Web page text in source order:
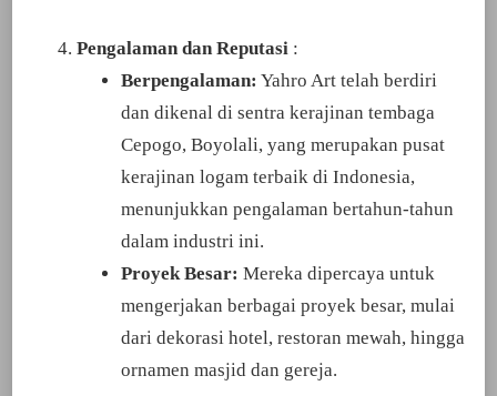
Pengalaman dan Reputasi :
Berpengalaman: Yahro Art telah berdiri
dan dikenal di sentra kerajinan tembaga
Cepogo, Boyolali, yang merupakan pusat
kerajinan logam terbaik di Indonesia,
menunjukkan pengalaman bertahun-tahun
dalam industri ini.
Proyek Besar: Mereka dipercaya untuk
mengerjakan berbagai proyek besar, mulai
dari dekorasi hotel, restoran mewah, hingga
ornamen masjid dan gereja.